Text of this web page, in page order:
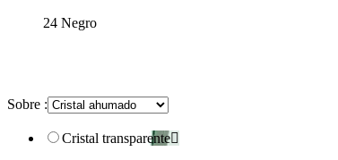
24 Negro
Sobre :
Cristal transparente